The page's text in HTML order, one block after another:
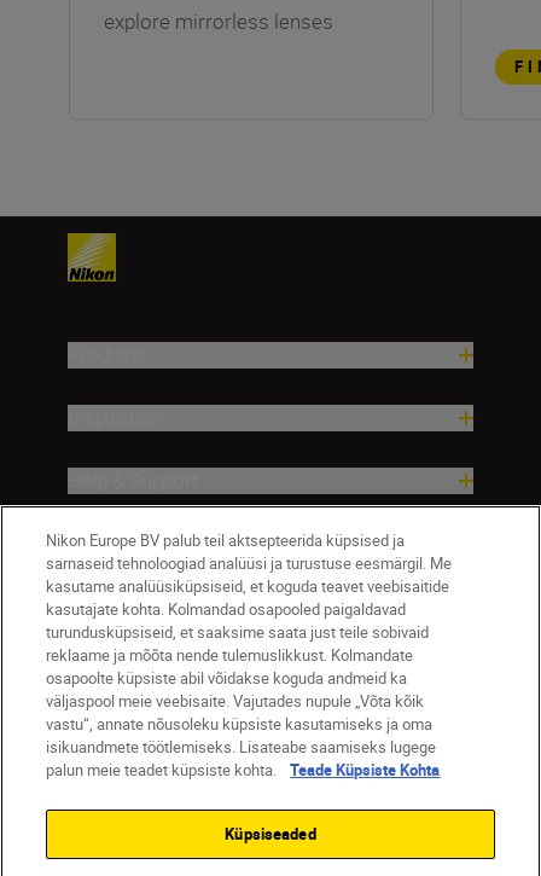
explore mirrorless lenses
Company
Eesti Nikon Sites
Contact Us Privacy Notice
Terms of Use
Cookie Settings
Nikon Europe BV palub teil aktsepteerida küpsised ja
sarnaseid tehnoloogiad analüüsi ja turustuse eesmärgil. Me
kasutame analüüsiküpsiseid, et koguda teavet veebisaitide
kasutajate kohta. Kolmandad osapooled paigaldavad
turundusküpsiseid, et saaksime saata just teile sobivaid
reklaame ja mõõta nende tulemuslikkust. Kolmandate
osapoolte küpsiste abil võidakse koguda andmeid ka
väljaspool meie veebisaite. Vajutades nupule „Võta kõik
vastu“, annate nõusoleku küpsiste kasutamiseks ja oma
isikuandmete töötlemiseks. Lisateabe saamiseks lugege
palun meie teadet küpsiste kohta.
Teade Küpsiste Kohta
Küpsiseaded